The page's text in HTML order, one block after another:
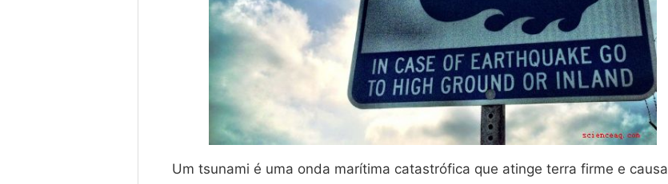
Um tsunami é uma onda marítima catastrófica que atinge terra firme e causa